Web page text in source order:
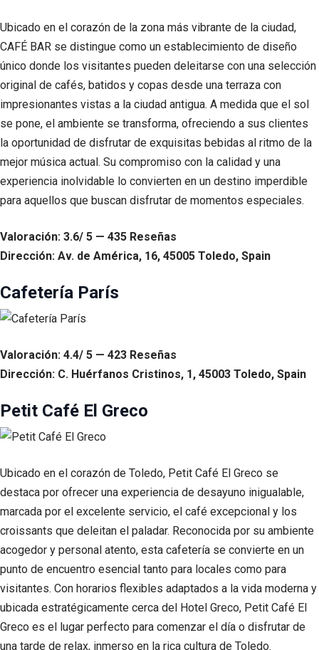
Ubicado en el corazón de la zona más vibrante de la ciudad,
CAFÉ BAR se distingue como un establecimiento de diseño
único donde los visitantes pueden deleitarse con una selección
original de cafés, batidos y copas desde una terraza con
impresionantes vistas a la ciudad antigua. A medida que el sol
se pone, el ambiente se transforma, ofreciendo a sus clientes
la oportunidad de disfrutar de exquisitas bebidas al ritmo de la
mejor música actual. Su compromiso con la calidad y una
experiencia inolvidable lo convierten en un destino imperdible
para aquellos que buscan disfrutar de momentos especiales.
Valoración: 3.6/ 5 — 435 Reseñas
Dirección: Av. de América, 16, 45005 Toledo, Spain
Cafetería París
Valoración: 4.4/ 5 — 423 Reseñas
Dirección: C. Huérfanos Cristinos, 1, 45003 Toledo, Spain
Petit Café El Greco
Ubicado en el corazón de Toledo, Petit Café El Greco se
destaca por ofrecer una experiencia de desayuno inigualable,
marcada por el excelente servicio, el café excepcional y los
croissants que deleitan el paladar. Reconocida por su ambiente
acogedor y personal atento, esta cafetería se convierte en un
punto de encuentro esencial tanto para locales como para
visitantes. Con horarios flexibles adaptados a la vida moderna y
ubicada estratégicamente cerca del Hotel Greco, Petit Café El
Greco es el lugar perfecto para comenzar el día o disfrutar de
una tarde de relax, inmerso en la rica cultura de Toledo.